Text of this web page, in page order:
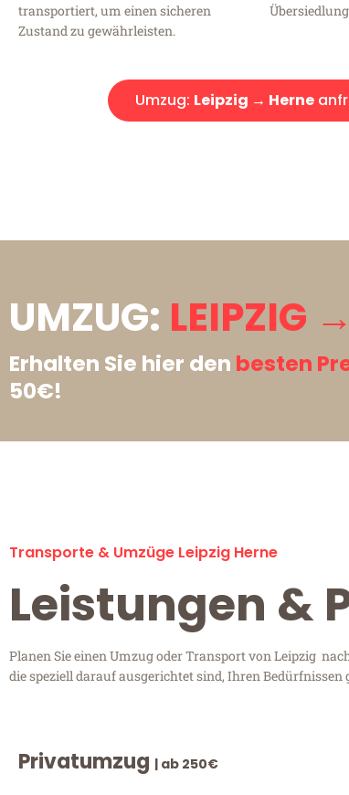
transportiert, um einen sicheren
Zustand zu gewährleisten.
Umzug: Leipzig → Herne
UMZUG: LEIPZIG
Erhalten Sie hier den besten
50€!
Transporte & Umzüge Leipzig Herne
Leistungen &
Planen Sie einen Umzug oder Transport von Leipzig
die speziell darauf ausgerichtet sind, Ihren
Privatumzug | ab 250€